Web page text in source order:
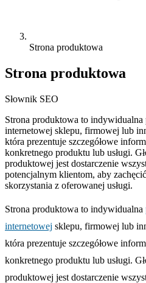
Strona produktowa
Strona produktowa
Słownik SEO
Strona produktowa to indywidualna
internetowej sklepu, firmowej lub
która prezentuje szczegółowe
konkretnego produktu lub usługi.
produktowej jest dostarczenie
potencjalnym klientom, aby
skorzystania z oferowanej usługi.
Strona produktowa to indywidualna
internetowej sklepu, firmowej lub
która prezentuje szczegółowe
konkretnego produktu lub usługi.
produktowej jest dostarczenie